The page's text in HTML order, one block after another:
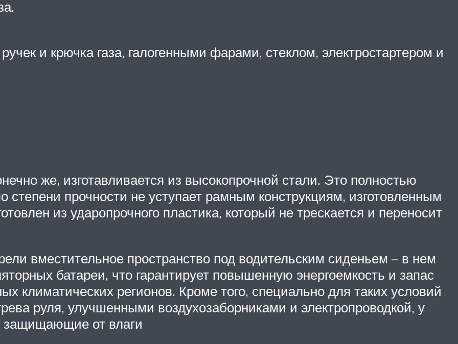
и крючка газа, галогенными фарами, стеклом, электростартером и
же, изготавливается из высокопрочной стали. Это полностью
степени прочности не уступает рамным конструкциям, изготовленным
из ударопрочного пластика, который не трескается и переносит
вместительное пространство под водительским сиденьем – в нем
батареи, что гарантирует повышенную энергоемкость и запас
климатических регионов. Кроме того, специально для таких условий
руля, улучшенными воздухозаборниками и электропроводкой, у
защищающие от влаги